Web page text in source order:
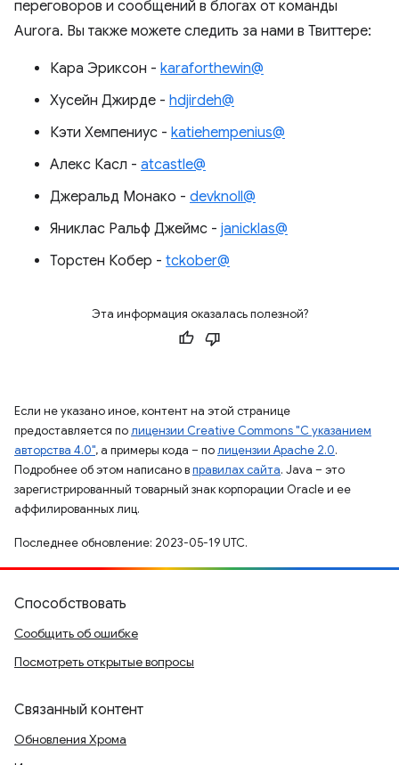
переговоров и сообщений в блогах от команды
Aurora. Вы также можете следить за нами в Твиттере:
Кара Эриксон - karaforthewin@
Хусейн Джирде - hdjirdeh@
Кэти Хемпениус - katiehempenius@
Алекс Касл - atcastle@
Джеральд Монако - devknoll@
Яниклас Ральф Джеймс - janicklas@
Торстен Кобер - tckober@
Эта информация оказалась полезной?
Если не указано иное, контент на этой странице
предоставляется полицензии Creative Commons "С указанием
авторства 4.0", а примеры кода – полицензии Apache 2.0.
Подробнее об этом написано вправилах сайта. Java – это
зарегистрированный товарный знак корпорации Oracle и ее
аффилированных лиц.
Последнее обновление: 2023-05-19 UTC.
Способствовать
Сообщить об ошибке
Посмотреть открытые вопросы
Связанный контент
Обновления Хрома